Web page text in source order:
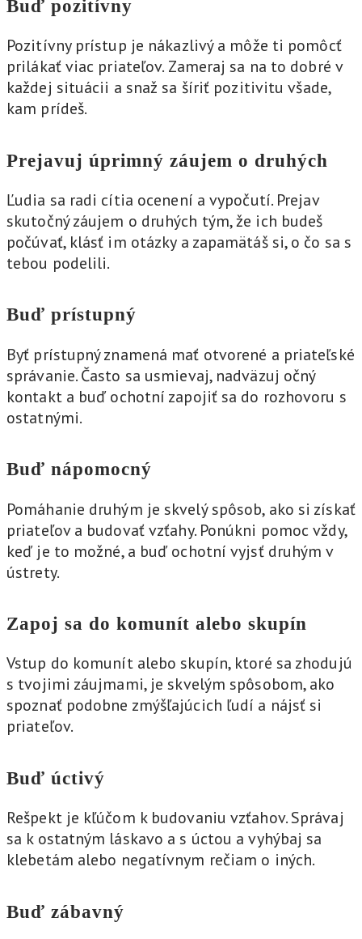
Buď pozitívny
Pozitívny prístup je nákazlivý a môže ti pomôcť
prilákať viac priateľov. Zameraj sa na to dobré v
každej situácii a snaž sa šíriť pozitivitu všade,
kam prídeš.
Prejavuj úprimný záujem o druhých
Ľudia sa radi cítia ocenení a vypočutí. Prejav
skutočný záujem o druhých tým, že ich budeš
počúvať, klásť im otázky a zapamätáš si, o čo sa s
tebou podelili.
Buď prístupný
Byť prístupný znamená mať otvorené a priateľské
správanie. Často sa usmievaj, nadväzuj očný
kontakt a buď ochotní zapojiť sa do rozhovoru s
ostatnými.
Buď nápomocný
Pomáhanie druhým je skvelý spôsob, ako si získať
priateľov a budovať vzťahy. Ponúkni pomoc vždy,
keď je to možné, a buď ochotní vyjsť druhým v
ústrety.
Zapoj sa do komunít alebo skupín
Vstup do komunít alebo skupín, ktoré sa zhodujú
s tvojimi záujmami, je skvelým spôsobom, ako
spoznať podobne zmýšľajúcich ľudí a nájsť si
priateľov.
Buď úctivý
Rešpekt je kľúčom k budovaniu vzťahov. Správaj
sa k ostatným láskavo a s úctou a vyhýbaj sa
klebetám alebo negatívnym rečiam o iných.
Buď zábavný